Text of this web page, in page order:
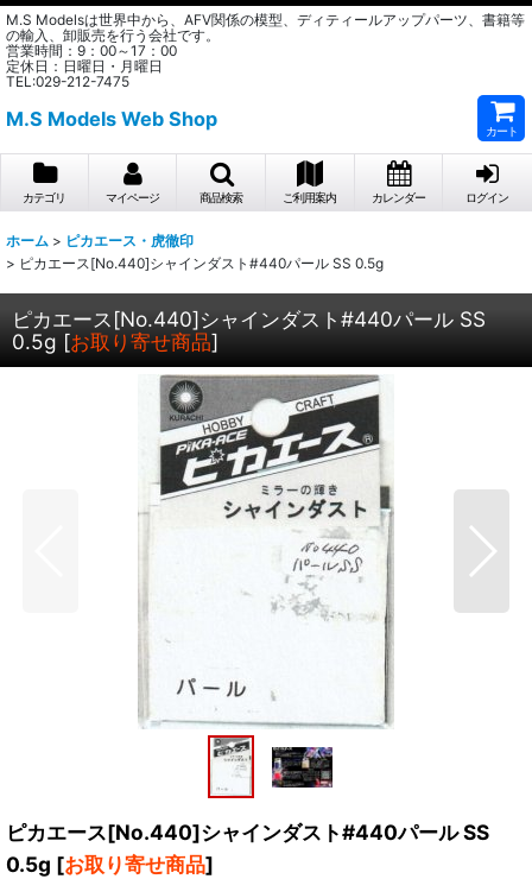
M.S Modelsは世界中から、AFV関係の模型、ディティールアップパーツ、書籍等
の輸入、卸販売を行う会社です。
営業時間：9：00～17：00
定休日：日曜日・月曜日
TEL:029-212-7475
M.S Models Web Shop
カート
カテゴリ マイページ 商品検索 ご利用案内 カレンダー ログイン
ホーム > ピカエース・虎徹印
> ピカエース[No.440]シャインダスト#440パール SS 0.5g
ピカエース[No.440]シャインダスト#440パール SS
0.5g [お取り寄せ商品]
ピカエース[No.440]シャインダスト#440パール SS
0.5g [お取り寄せ商品]